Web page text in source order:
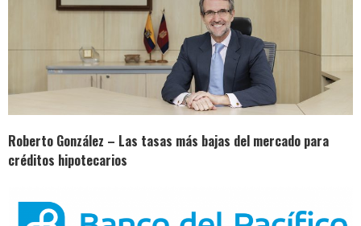
Roberto González – Las tasas más bajas del mercado para
créditos hipotecarios